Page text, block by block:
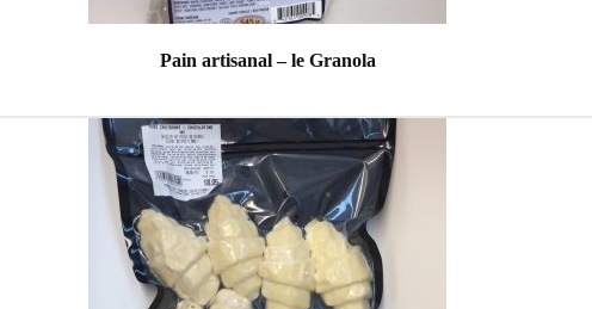
Pain artisanal – le Granola